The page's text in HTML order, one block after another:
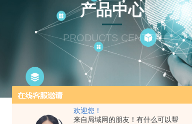
欢迎您！
来自局域网的朋友！有什么可以帮
产品中心
PRODUCTS CENTER
当前位置：首页